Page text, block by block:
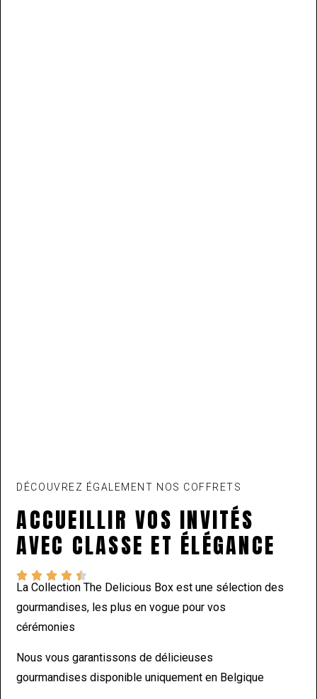
DÉCOUVREZ ÉGALEMENT NOS COFFRETS
ACCUEILLIR VOS INVITÉS
AVEC CLASSE ET ÉLÉGANCE
    
La Collection The Delicious Box est une sélection des
gourmandises, les plus en vogue pour vos
cérémonies
Nous vous garantissons de délicieuses
gourmandises disponible uniquement en Belgique